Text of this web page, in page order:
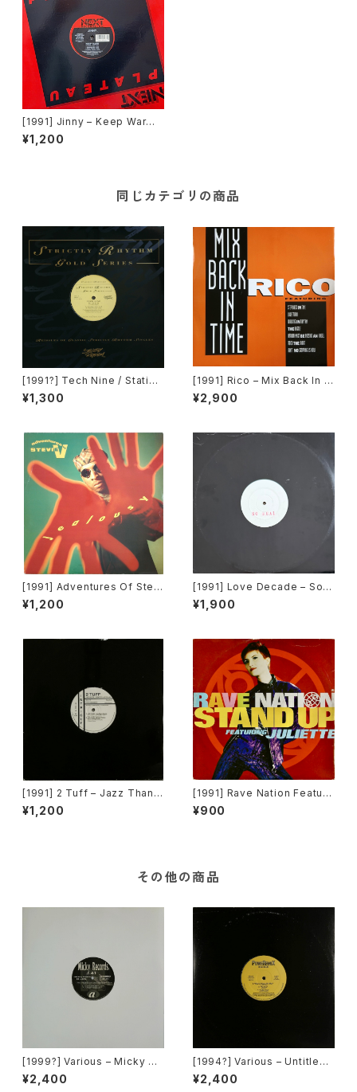
[1991] Jinny – Keep Warm
[Next Plateau Records In
c.]
¥1,200
同じカテゴリの商品
[1991?] Tech Nine / Static –
Slam Jam / Dream It [Strict
ly Rhythm]
¥1,300
[1991] Rico – Mix Back In T
ime / What! [SMP]
¥2,900
[1991] Adventures Of Stevi
e V. – Jealousy [Mercury]
¥1,200
[1991] Love Decade – So R
eal [Not On Label][PROM
O]
¥1,900
[1991] 2 Tuff – Jazz Thang
(Remixes) [Intrigue Record
s][PROMO]
¥1,200
[1991] Rave Nation Featuri
ng Juliette – Stand Up [Pul
se-8 Records]
¥900
その他の商品
[1999?] Various – Micky Re
cords Vol.41 [Micky Recor
ds.][PROMO]
¥2,400
[1994?] Various – Untitled
(PM-669)[PoweRemix Rec
ords]
¥2,400